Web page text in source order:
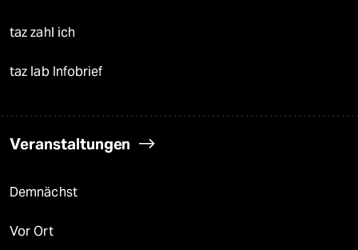
taz zahl ich
taz lab Infobrief
Veranstaltungen
Demnächst
Vor Ort